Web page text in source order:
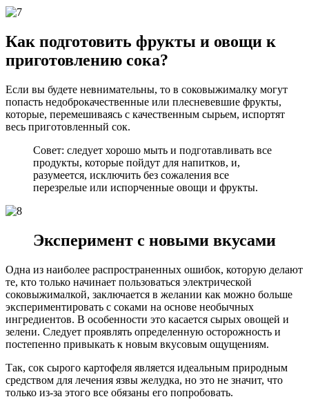
Как подготовить фрукты и овощи к
приготовлению сока?
Если вы будете невнимательны, то в соковыжималку могут
попасть недоброкачественные или плесневевшие фрукты,
которые, перемешиваясь с качественным сырьем, испортят
весь приготовленный сок.
Совет: следует хорошо мыть и подготавливать все
продукты, которые пойдут для напитков, и,
разумеется, исключить без сожаления все
перезрелые или испорченные овощи и фрукты.
Эксперимент с новыми вкусами
Одна из наиболее распространенных ошибок, которую делают
те, кто только начинает пользоваться электрической
соковыжималкой, заключается в желании как можно больше
экспериментировать с соками на основе необычных
ингредиентов. В особенности это касается сырых овощей и
зелени. Следует проявлять определенную осторожность и
постепенно привыкать к новым вкусовым ощущениям.
Так, сок сырого картофеля является идеальным природным
средством для лечения язвы желудка, но это не значит, что
только из-за этого все обязаны его попробовать.